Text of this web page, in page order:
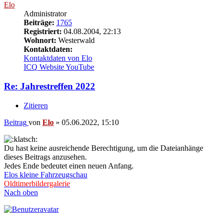
Elo
Administrator
Beiträge: 1765
Registriert: 04.08.2004, 22:13
Wohnort: Westerwald
Kontaktdaten:
Kontaktdaten von Elo
ICQ WebsiteYouTube
Re: Jahrestreffen 2022
Zitieren
Beitrag von Elo » 05.06.2022, 15:10
Du hast keine ausreichende Berechtigung, um die Dateianhänge
dieses Beitrags anzusehen.
Jedes Ende bedeutet einen neuen Anfang.
Elos kleine Fahrzeugschau
Oldtimerbildergalerie
Nach oben